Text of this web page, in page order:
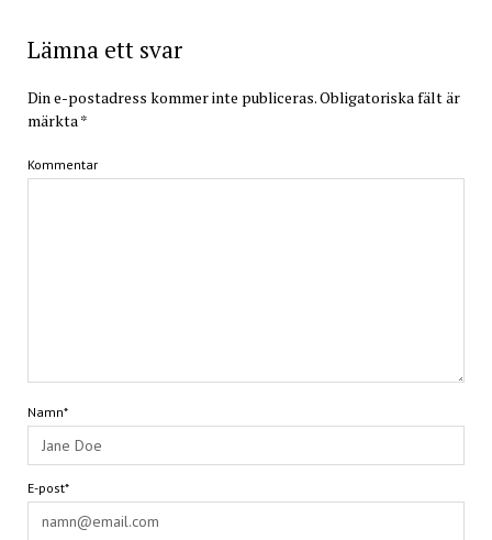
Lämna ett svar
Din e-postadress kommer inte publiceras.Obligatoriska fält är
märkta *
Kommentar
Namn*
E-post*